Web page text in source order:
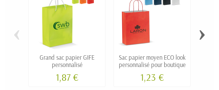
Grand sac papier GIFE
personnalisé
1,87 €
Sac papier moyen ECO look
personnalisé pour boutique
1,23 €
‹ ›